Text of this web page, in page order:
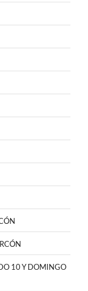
10 Y DOMINGO